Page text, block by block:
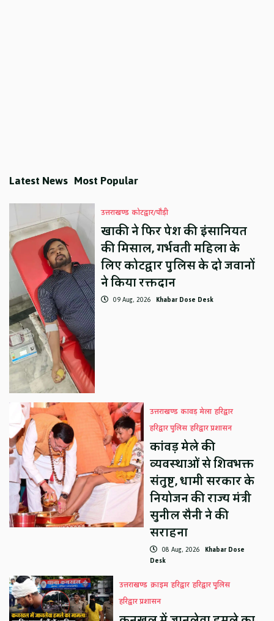
Latest News Most Popular
उत्तराखण्ड कोटद्वार/पौड़ी
खाकी ने फिर पेश की इंसानियत
की मिसाल, गर्भवती महिला के
लिए कोटद्वार पुलिस के दो जवानों
ने किया रक्तदान
09 Aug, 2026 Khabar Dose Desk
उत्तराखण्ड कावड़ मेला हरिद्वार
हरिद्वार पुलिस हरिद्वार प्रशासन
कांवड़ मेले की
व्यवस्थाओं से शिवभक्त
संतुष्ट, धामी सरकार के
नियोजन की राज्य मंत्री
सुनील सैनी ने की
सराहना
08 Aug, 2026 Khabar Dose
Desk
उत्तराखण्ड क्राइम हरिद्वार हरिद्वार पुलिस
हरिद्वार प्रशासन